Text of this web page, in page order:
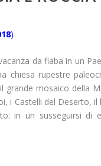
)
da fiaba in un
chiesa rupestre
grande mosaico della
i Castelli del Deserto,
in un susseguirsi di